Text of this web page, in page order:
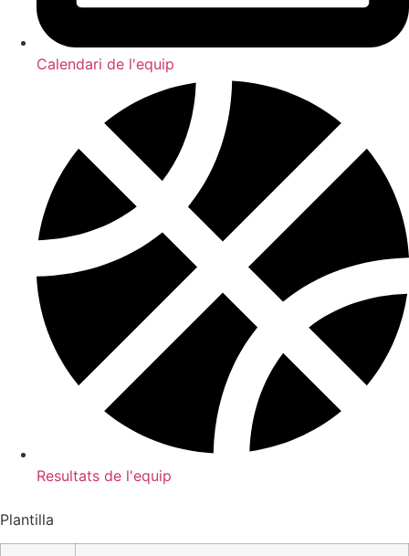
Calendari de l'equip
Resultats de l'equip
Plantilla